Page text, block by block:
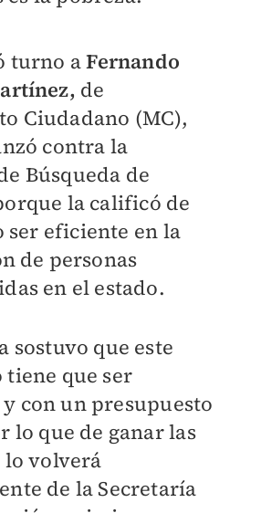
turno aFernando
de
Ciudadano (MC),
contra la
Búsqueda de
la calificó de
eficiente en la
de personas
en el estado.
sostuvo que este
tiene que ser
con un presupuesto
lo que de ganar las
lo volverá
de la Secretaría